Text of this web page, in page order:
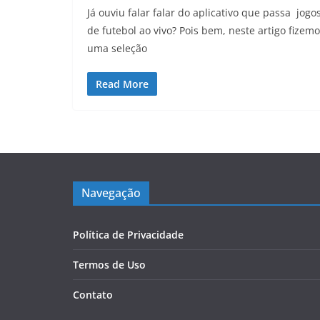
Já ouviu falar falar do aplicativo que passa jogos
de futebol ao vivo? Pois bem, neste artigo
uma seleção
Read More
Navegação
Política de Privacidade
Termos de Uso
Contato